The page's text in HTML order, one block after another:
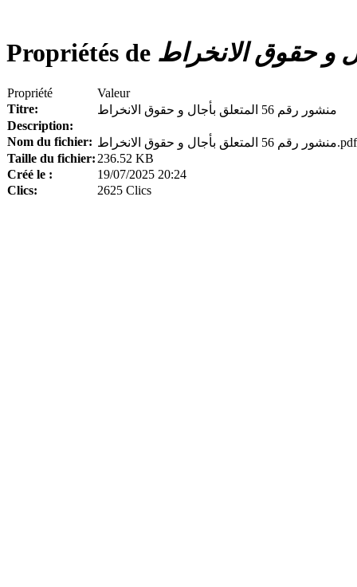
Propriétés de
Propriété
Valeur
Titre:
منشور رقم 56 المتعلق بأجال و حقوق الانخراط
Description:
Nom du fichier:
منشور رقم 56 المتعلق بأجال و حقوق الانخراط.pdf
Taille du fichier: 236.52 KB
Créé le :
19/07/2025 20:24
Clics:
2625 Clics